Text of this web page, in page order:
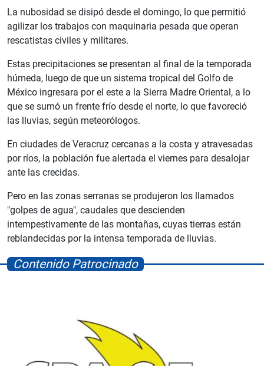
La nubosidad se disipó desde el domingo, lo que permitió
agilizar los trabajos con maquinaria pesada que operan
rescatistas civiles y militares.
Estas precipitaciones se presentan al final de la temporada
húmeda, luego de que un sistema tropical del Golfo de
México ingresara por el este a la Sierra Madre Oriental, a lo
que se sumó un frente frío desde el norte, lo que favoreció
las lluvias, según meteorólogos.
En ciudades de Veracruz cercanas a la costa y atravesadas
por ríos, la población fue alertada el viernes para desalojar
ante las crecidas.
Pero en las zonas serranas se produjeron los llamados
"golpes de agua", caudales que descienden
intempestivamente de las montañas, cuyas tierras están
reblandecidas por la intensa temporada de lluvias.
Contenido Patrocinado